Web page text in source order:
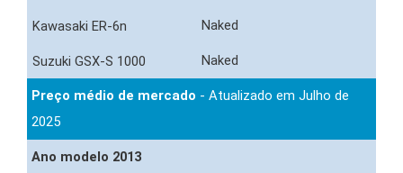
Naked
Naked
Preço médio de mercado - Atualizado em Julho de
2025
Ano modelo 2013